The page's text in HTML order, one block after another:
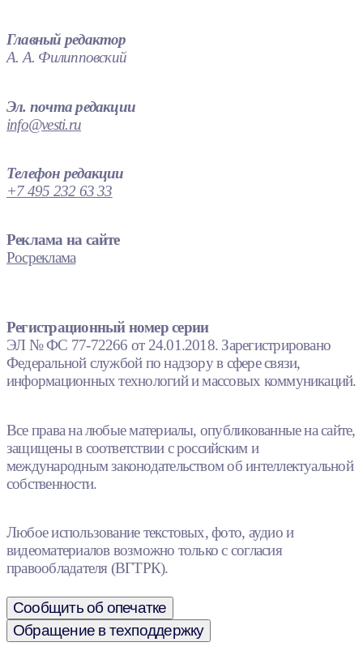
Главный редактор
А. А. Филипповский
Эл. почта редакции
info@vesti.ru
Телефон редакции
+7 495 232 63 33
Реклама на сайте
Росреклама
Регистрационный номер серии
ЭЛ № ФС 77-72266 от 24.01.2018. Зарегистрировано
Федеральной службой по надзору в сфере связи,
информационных технологий и массовых коммуникаций.
Все права на любые материалы, опубликованные на сайте,
защищены в соответствии с российским и
международным законодательством об интеллектуальной
собственности.
Любое использование текстовых, фото, аудио и
видеоматериалов возможно только с согласия
правообладателя (ВГТРК).
Сообщить об опечатке
Обращение в техподдержку